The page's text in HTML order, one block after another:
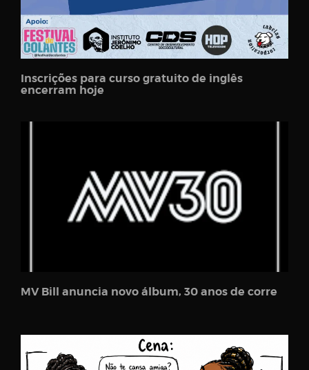
Inscrições para curso gratuito de inglês
encerram hoje
MV Bill anuncia novo álbum, 30 anos de corre